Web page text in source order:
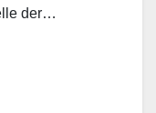
der…